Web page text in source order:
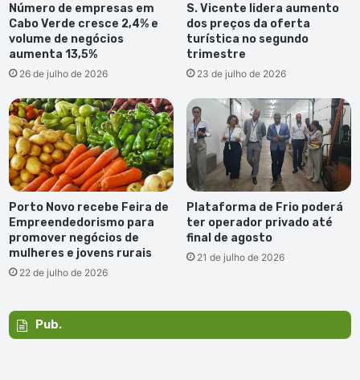
Número de empresas em
Cabo Verde cresce 2,4% e
volume de negócios
aumenta 13,5%
26 de julho de 2026
S. Vicente lidera aumento
dos preços da oferta
turística no segundo
trimestre
23 de julho de 2026
Porto Novo recebe Feira de
Empreendedorismo para
promover negócios de
mulheres e jovens rurais
22 de julho de 2026
Plataforma de Frio poderá
ter operador privado até
final de agosto
21 de julho de 2026
Pub.